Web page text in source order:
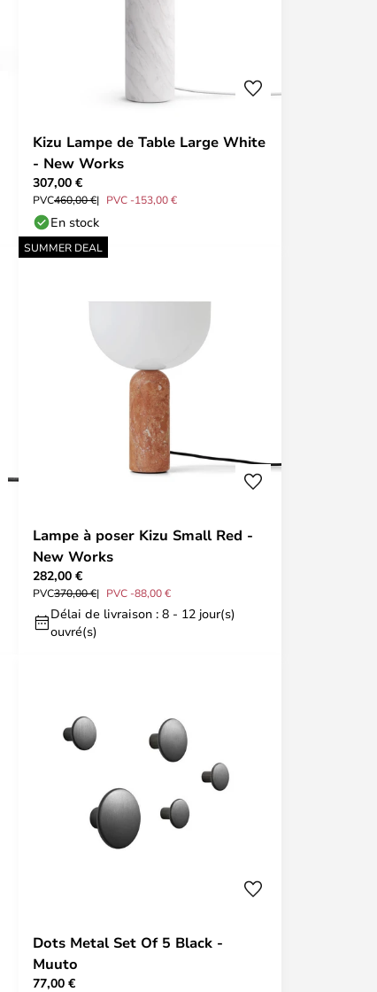
Kizu Lampe de Table Large White
- New Works
307,00 €
PVC460,00 € PVC -153,00 €
En stock
SUMMER DEAL
Lampe à poser Kizu Small Red -
New Works
282,00 €
PVC370,00 € PVC -88,00 €
Délai de livraison : 8 - 12 jour(s)
ouvré(s)
Dots Metal Set Of 5 Black -
Muuto
77,00 €